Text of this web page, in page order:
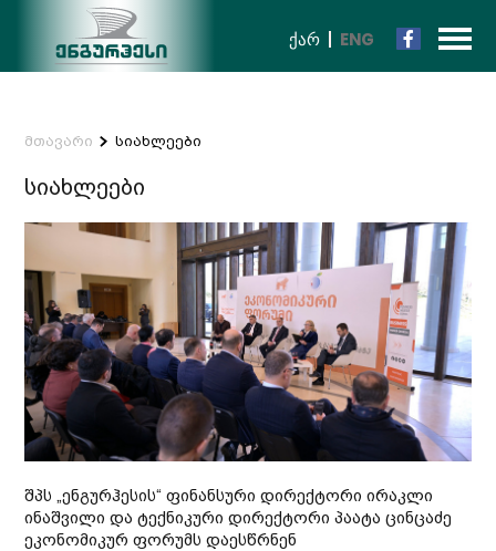
ᲥᲐᲠ ENG
მთავარი სიახლეები
სიახლეები
შპს „ენგურჰესის“ ფინანსური დირექტორი ირაკლი
ინაშვილი და ტექნიკური დირექტორი პაატა ცინცაძე
ეკონომიკურ ფორუმს დაესწრნენ